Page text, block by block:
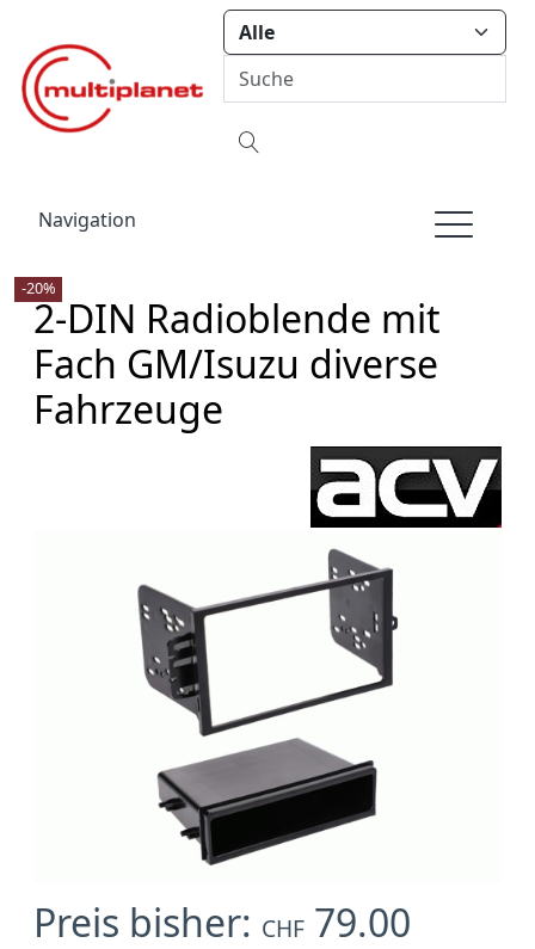
Navigation
2-DIN Radioblende mit
Fach GM/Isuzu diverse
Fahrzeuge
-20%
Preis bisher: CHF 79.00